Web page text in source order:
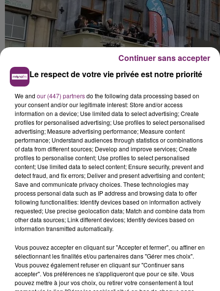
Le respect de votre vie privée est notre priorité
We and our (447) partnersdo the following data processing based on
your consent and/or our legitimate interest: Store and/or access
information on a device; Use limited data to select advertising; Create
profiles for personalised advertising; Use profiles to select personalised
advertising; Measure advertising performance; Measure content
performance; Understand audiences through statistics or combinations
of data from different sources; Develop and improve services; Create
profiles to personalise content; Use profiles to select personalised
content; Use limited data to select content; Ensure security, prevent and
detect fraud, and fix errors; Deliver and present advertising and content;
Save and communicate privacy choices. These technologies may
process personal data such as IP address and browsing data to offer
following functionalities: Identify devices based on information actively
requested; Use precise geolocation data; Match and combine data from
other data sources; Link different devices; Identify devices based on
information transmitted automatically.
Vous pouvez accepter en cliquant sur "Accepter et fermer", ou affiner en
sélectionnant les finalités et/ou partenaires dans "Gérer mes choix".
Vous pouvez également refuser en cliquant sur "Continuer sans
accepter". Vos préférences ne s'appliqueront que pour ce site. Vous
pouvez mettre à jour vos choix, ou retirer votre consentement à tout
Continuer sans accepter